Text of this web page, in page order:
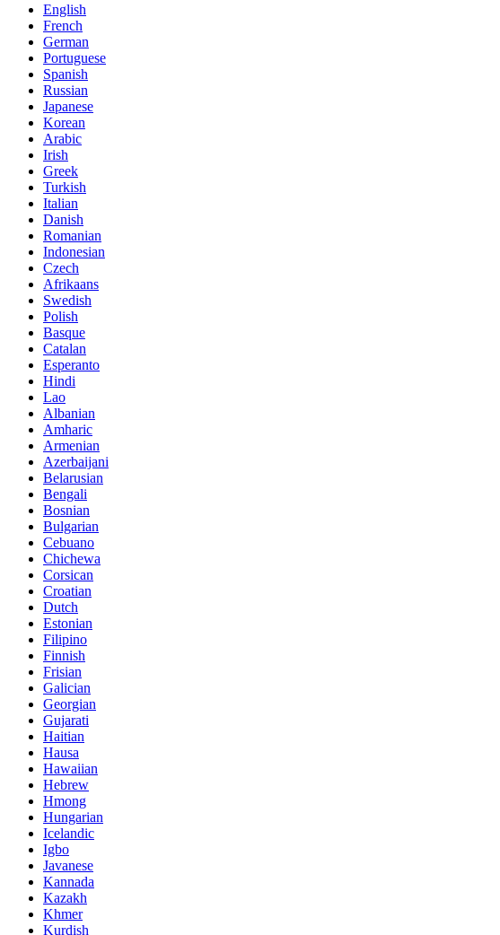
English
French
German
Portuguese
Spanish
Russian
Japanese
Korean
Arabic
Irish
Greek
Turkish
Italian
Danish
Romanian
Indonesian
Czech
Afrikaans
Swedish
Polish
Basque
Catalan
Esperanto
Hindi
Lao
Albanian
Amharic
Armenian
Azerbaijani
Belarusian
Bengali
Bosnian
Bulgarian
Cebuano
Chichewa
Corsican
Croatian
Dutch
Estonian
Filipino
Finnish
Frisian
Galician
Georgian
Gujarati
Haitian
Hausa
Hawaiian
Hebrew
Hmong
Hungarian
Icelandic
Igbo
Javanese
Kannada
Kazakh
Khmer
Kurdish